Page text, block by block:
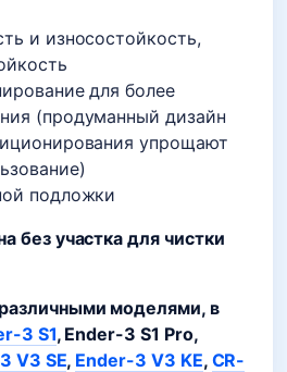
и износостойкость,
для более
(продуманный дизайн
упрощают
подложки
без участка для чистки
моделями, в
3 S1, Ender-3 S1 Pro,
V3 SE, Ender-3 V3 KE, CR-